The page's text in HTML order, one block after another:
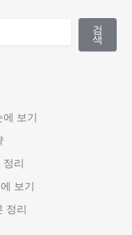
검
색
보기
정리
보기
정리